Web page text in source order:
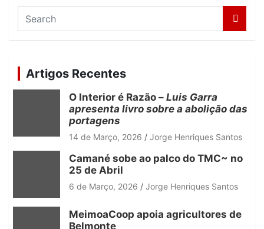
a
c
h
Artigos Recentes
O Interior é Razão – Luis Garra
apresenta livro sobre a abolição das
portagens
14 de Março, 2026 Jorge Henriques Santos
Camané sobe ao palco do TMC~ no
25 de Abril
6 de Março, 2026 Jorge Henriques Santos
MeimoaCoop apoia agricultores de
Belmonte